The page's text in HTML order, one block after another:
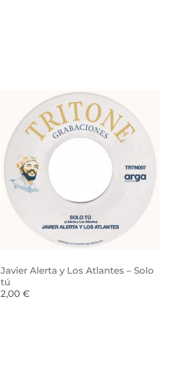
Javier Alerta y Los Atlantes – Solo
tú
2,00 €